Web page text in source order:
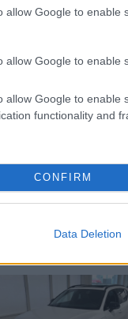
allow Google to enable
allow Google to enable
allow Google to enable
functionality and
CONFIRM
Data Deletion
az elsők
#SERGIO PÉREZ
Volvo Xc40